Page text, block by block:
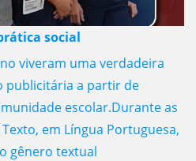
social
viveram uma verdadeira
publicitária a partir de
escolar.Durante as
em Língua Portuguesa,
gênero textual